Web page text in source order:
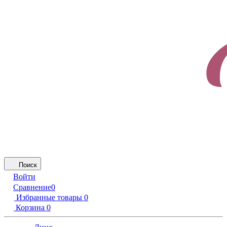
Поиск
Войти
Сравнение0
Избранные товары 0
Корзина 0